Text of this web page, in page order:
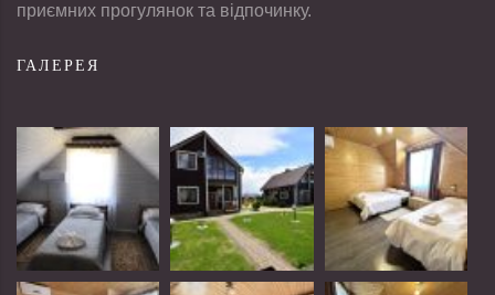
приємних прогулянок та відпочинку.
ГАЛЕРЕЯ